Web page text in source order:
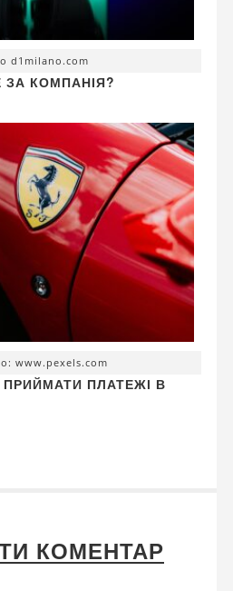
d1milano.com
ЗА КОМПАНІЯ?
www.pexels.com
ПРИЙМАТИ ПЛАТЕЖІ В
КОМЕНТАР